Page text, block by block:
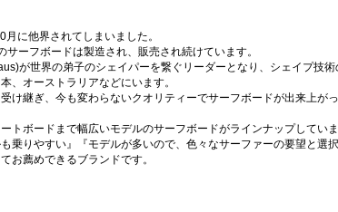
に他界されてしまいました。
ーフボードは製造され、販売され続けています。
が世界の弟子のシェイパーを繋ぐリーダーとなり、シェイプ技術
、オーストラリアなどにいます。
け継ぎ、今も変わらないクオリティーでサーフボードが出来上がっ
トボードまで幅広いモデルのサーフボードがラインナップしていま
りやすい』『モデルが多いので、色々なサーファーの要望と選択
お薦めできるブランドです。